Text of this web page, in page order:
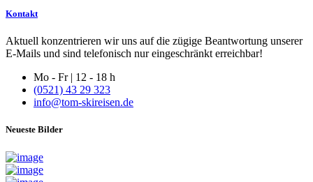
Kontakt
Aktuell konzentrieren wir uns auf die zügige Beantwortung unserer
E-Mails und sind telefonisch nur eingeschränkt erreichbar!
Mo - Fr | 12 - 18 h
(0521) 43 29 323
info@tom-skireisen.de
Neueste Bilder